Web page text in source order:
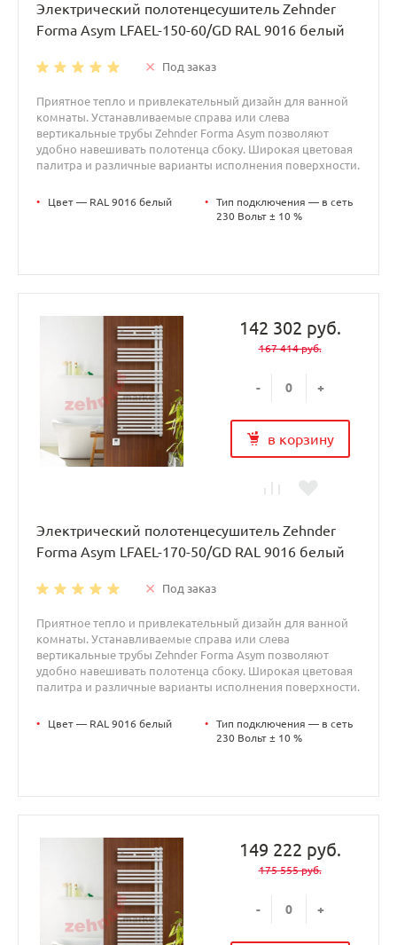
Электрический полотенцесушитель Zehnder
Forma Asym LFAEL-150-60/GD RAL 9016 белый
Под заказ
Приятное тепло и привлекательный дизайн для ванной
комнаты. Устанавливаемые справа или слева
вертикальные трубы Zehnder Forma Asym позволяют
удобно навешивать полотенца сбоку. Широкая цветовая
палитра и различные варианты исполнения поверхности.
• Цвет — RAL 9016 белый •
Тип подключения — в сеть
230 Вольт ± 10 %
142 302 руб.
167 414 руб.
- +
в корзину
Электрический полотенцесушитель Zehnder
Forma Asym LFAEL-170-50/GD RAL 9016 белый
Под заказ
Приятное тепло и привлекательный дизайн для ванной
комнаты. Устанавливаемые справа или слева
вертикальные трубы Zehnder Forma Asym позволяют
удобно навешивать полотенца сбоку. Широкая цветовая
палитра и различные варианты исполнения поверхности.
• Цвет — RAL 9016 белый •
Тип подключения — в сеть
230 Вольт ± 10 %
149 222 руб.
175 555 руб.
- +